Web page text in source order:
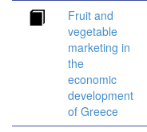
Fruit and
vegetable
marketing in
the
economic
development
of Greece